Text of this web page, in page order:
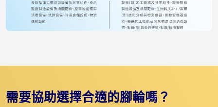
需要協助選擇合適的腳輪嗎？